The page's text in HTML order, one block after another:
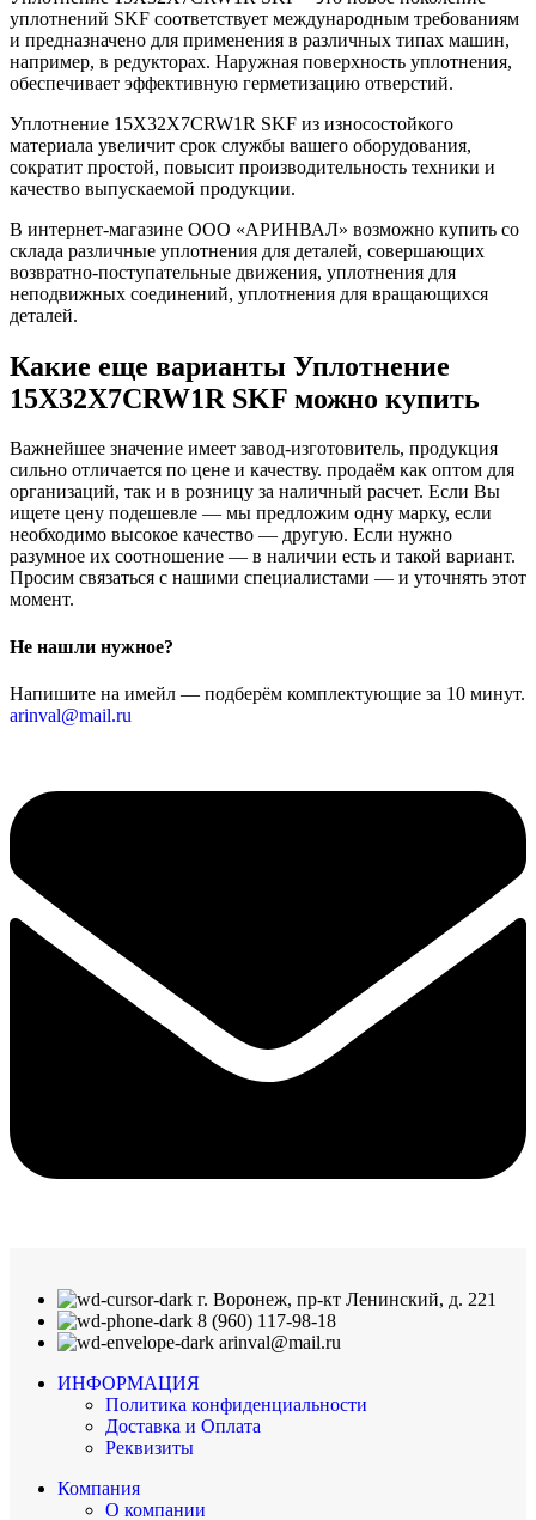
уплотнений SKF соответствует международным требованиям
и предназначено для применения в различных типах машин,
например, в редукторах. Наружная поверхность уплотнения,
обеспечивает эффективную герметизацию отверстий.
Уплотнение 15X32X7CRW1R SKF из износостойкого
материала увеличит срок службы вашего оборудования,
сократит простой, повысит производительность техники и
качество выпускаемой продукции.
В интернет-магазине ООО «АРИНВАЛ» возможно купить со
склада различные уплотнения для деталей, совершающих
возвратно-поступательные движения, уплотнения для
неподвижных соединений, уплотнения для вращающихся
деталей.
Какие еще варианты Уплотнение
15X32X7CRW1R SKF можно купить
Важнейшее значение имеет завод-изготовитель, продукция
сильно отличается по цене и качеству. продаём как оптом для
организаций, так и в розницу за наличный расчет. Если Вы
ищете цену подешевле — мы предложим одну марку, если
необходимо высокое качество — другую. Если нужно
разумное их соотношение — в наличии есть и такой вариант.
Просим связаться с нашими специалистами — и уточнять этот
момент.
Не нашли нужное?
Напишите на имейл — подберём комплектующие за 10 минут.
arinval@mail.ru
г. Воронеж, пр-кт Ленинский, д. 221
8 (960) 117-98-18
arinval@mail.ru
ИНФОРМАЦИЯ
Политика конфиденциальности
Доставка и Оплата
Реквизиты
Компания
О компании